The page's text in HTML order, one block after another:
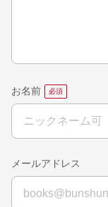
お名前
メールアドレス